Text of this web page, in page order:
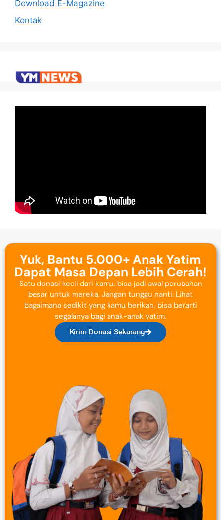
Download E-Magazine
Kontak
Yuk, Bantu 5.000+ Anak Yatim
Dapat Masa Depan Lebih Cerah!
Satu donasi kecil dari kamu, bisa jadi awal perubahan
besar untuk mereka. Jangan tunggu nanti. Lihat
bagaimana sedikit yang kamu berikan, bisa berarti
segalanya bagi anak-anak yatim.
Kirim Donasi Sekarang